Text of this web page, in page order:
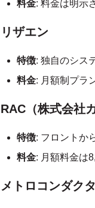
料金: 料金は明示
リザエン
特徴:独自のシス
料金: 月額制プラ
RAC（株式会社
特徴: フロントか
料金: 月額料金は
メトロコンダク